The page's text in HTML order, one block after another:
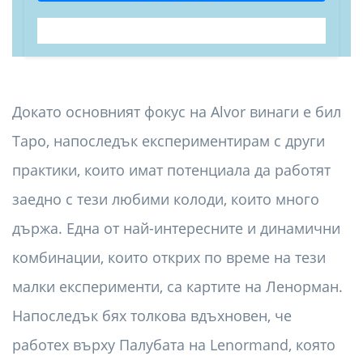
Докато основният фокус на Alvor винаги е бил
Таро, напоследък експериментирам с други
практики, които имат потенциала да работят
заедно с тези любими колоди, които много
държа. Една от най-интересните и динамични
комбинации, които открих по време на тези
малки експерименти, са картите на Ленорман.
Напоследък бях толкова вдъхновен, че
работех върху Палубата на Lenormand, която